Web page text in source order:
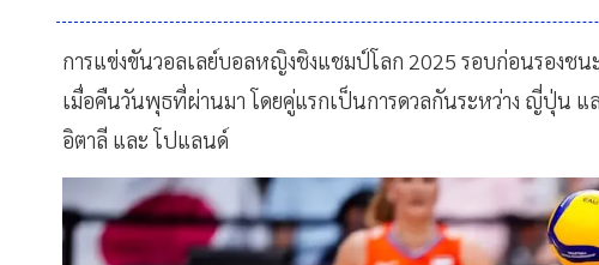
การแข่งขันวอลเลย์บอลหญิงชิงแชมป์โลก 2025 รอบก่อนรองช
เมื่อคืนวันพุธที่ผ่านมา โดยคู่แรกเป็นการดวลกันระหว่าง ญี่ปุ่น
อิตาลี และ โปแลนด์